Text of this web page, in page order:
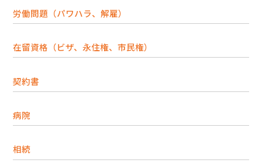
労働問題（パワハラ、解雇）
在留資格（ビザ、永住権、市民権）
契約書
病院
相続